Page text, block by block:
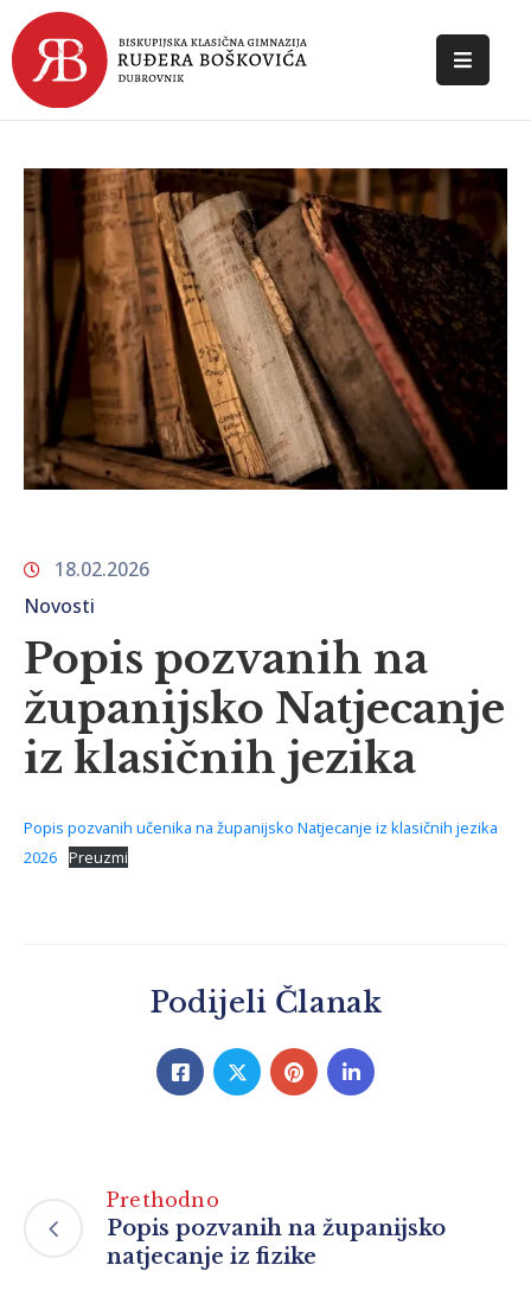
POČETNA
ŠKOLI
DOKUMENTI
NOVOSTI
KONTAKT
18.02.2026
Novosti
Popis pozvanih na
županijsko Natjecanje
iz klasičnih jezika
Popis pozvanih učenika na županijsko Natjecanje iz klasičnih jezika
2026 Preuzmi
Podijeli Članak
Prethodno
Popis pozvanih na županijsko
natjecanje iz fizike